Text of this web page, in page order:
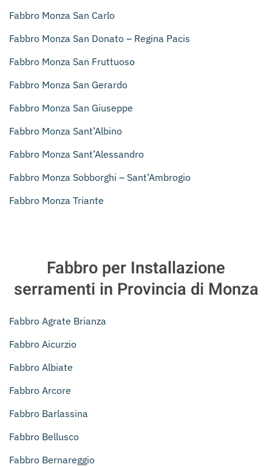
Fabbro Monza San Carlo
Fabbro Monza San Donato – Regina Pacis
Fabbro Monza San Fruttuoso
Fabbro Monza San Gerardo
Fabbro Monza San Giuseppe
Fabbro Monza Sant’Albino
Fabbro Monza Sant’Alessandro
Fabbro Monza Sobborghi – Sant’Ambrogio
Fabbro Monza Triante
Fabbro per Installazione
serramenti in Provincia di Monza
Fabbro Agrate Brianza
Fabbro Aicurzio
Fabbro Albiate
Fabbro Arcore
Fabbro Barlassina
Fabbro Bellusco
Fabbro Bernareggio